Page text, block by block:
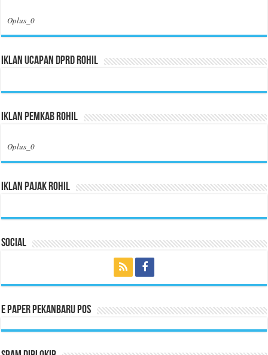
Oplus_0
Iklan Ucapan DPRD Rohil
Iklan Pemkab Rohil
Oplus_0
Iklan Pajak Rohil
Social
E Paper Pekanbaru Pos